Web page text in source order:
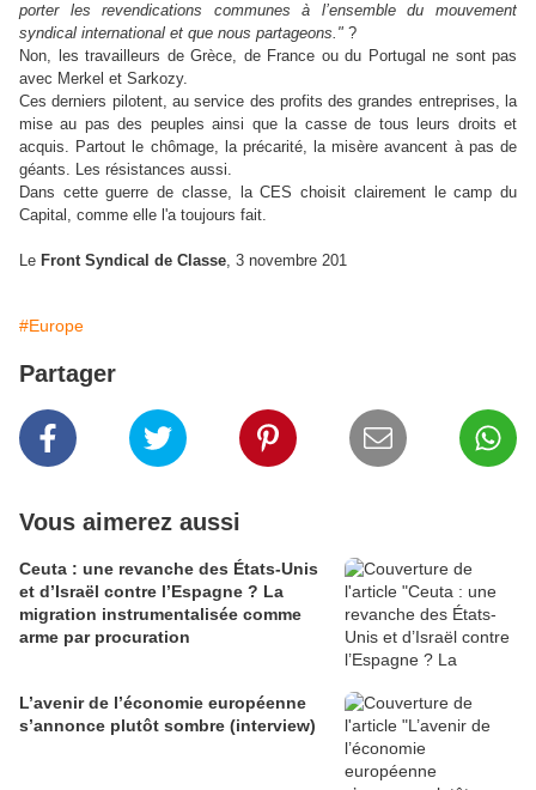
porter les revendications communes à l’ensemble du mouvement
syndical international et que nous partageons." ?
Non, les travailleurs de Grèce, de France ou du Portugal ne sont pas
avec Merkel et Sarkozy.
Ces derniers pilotent, au service des profits des grandes entreprises, la
mise au pas des peuples ainsi que la casse de tous leurs droits et
acquis. Partout le chômage, la précarité, la misère avancent à pas de
géants. Les résistances aussi.
Dans cette guerre de classe, la CES choisit clairement le camp du
Capital, comme elle l'a toujours fait.
Le Front Syndical de Classe, 3 novembre 201
#Europe
Partager
Vous aimerez aussi
Ceuta : une revanche des États-Unis
et d’Israël contre l’Espagne ? La
migration instrumentalisée comme
arme par procuration
L’avenir de l’économie européenne
s’annonce plutôt sombre (interview)